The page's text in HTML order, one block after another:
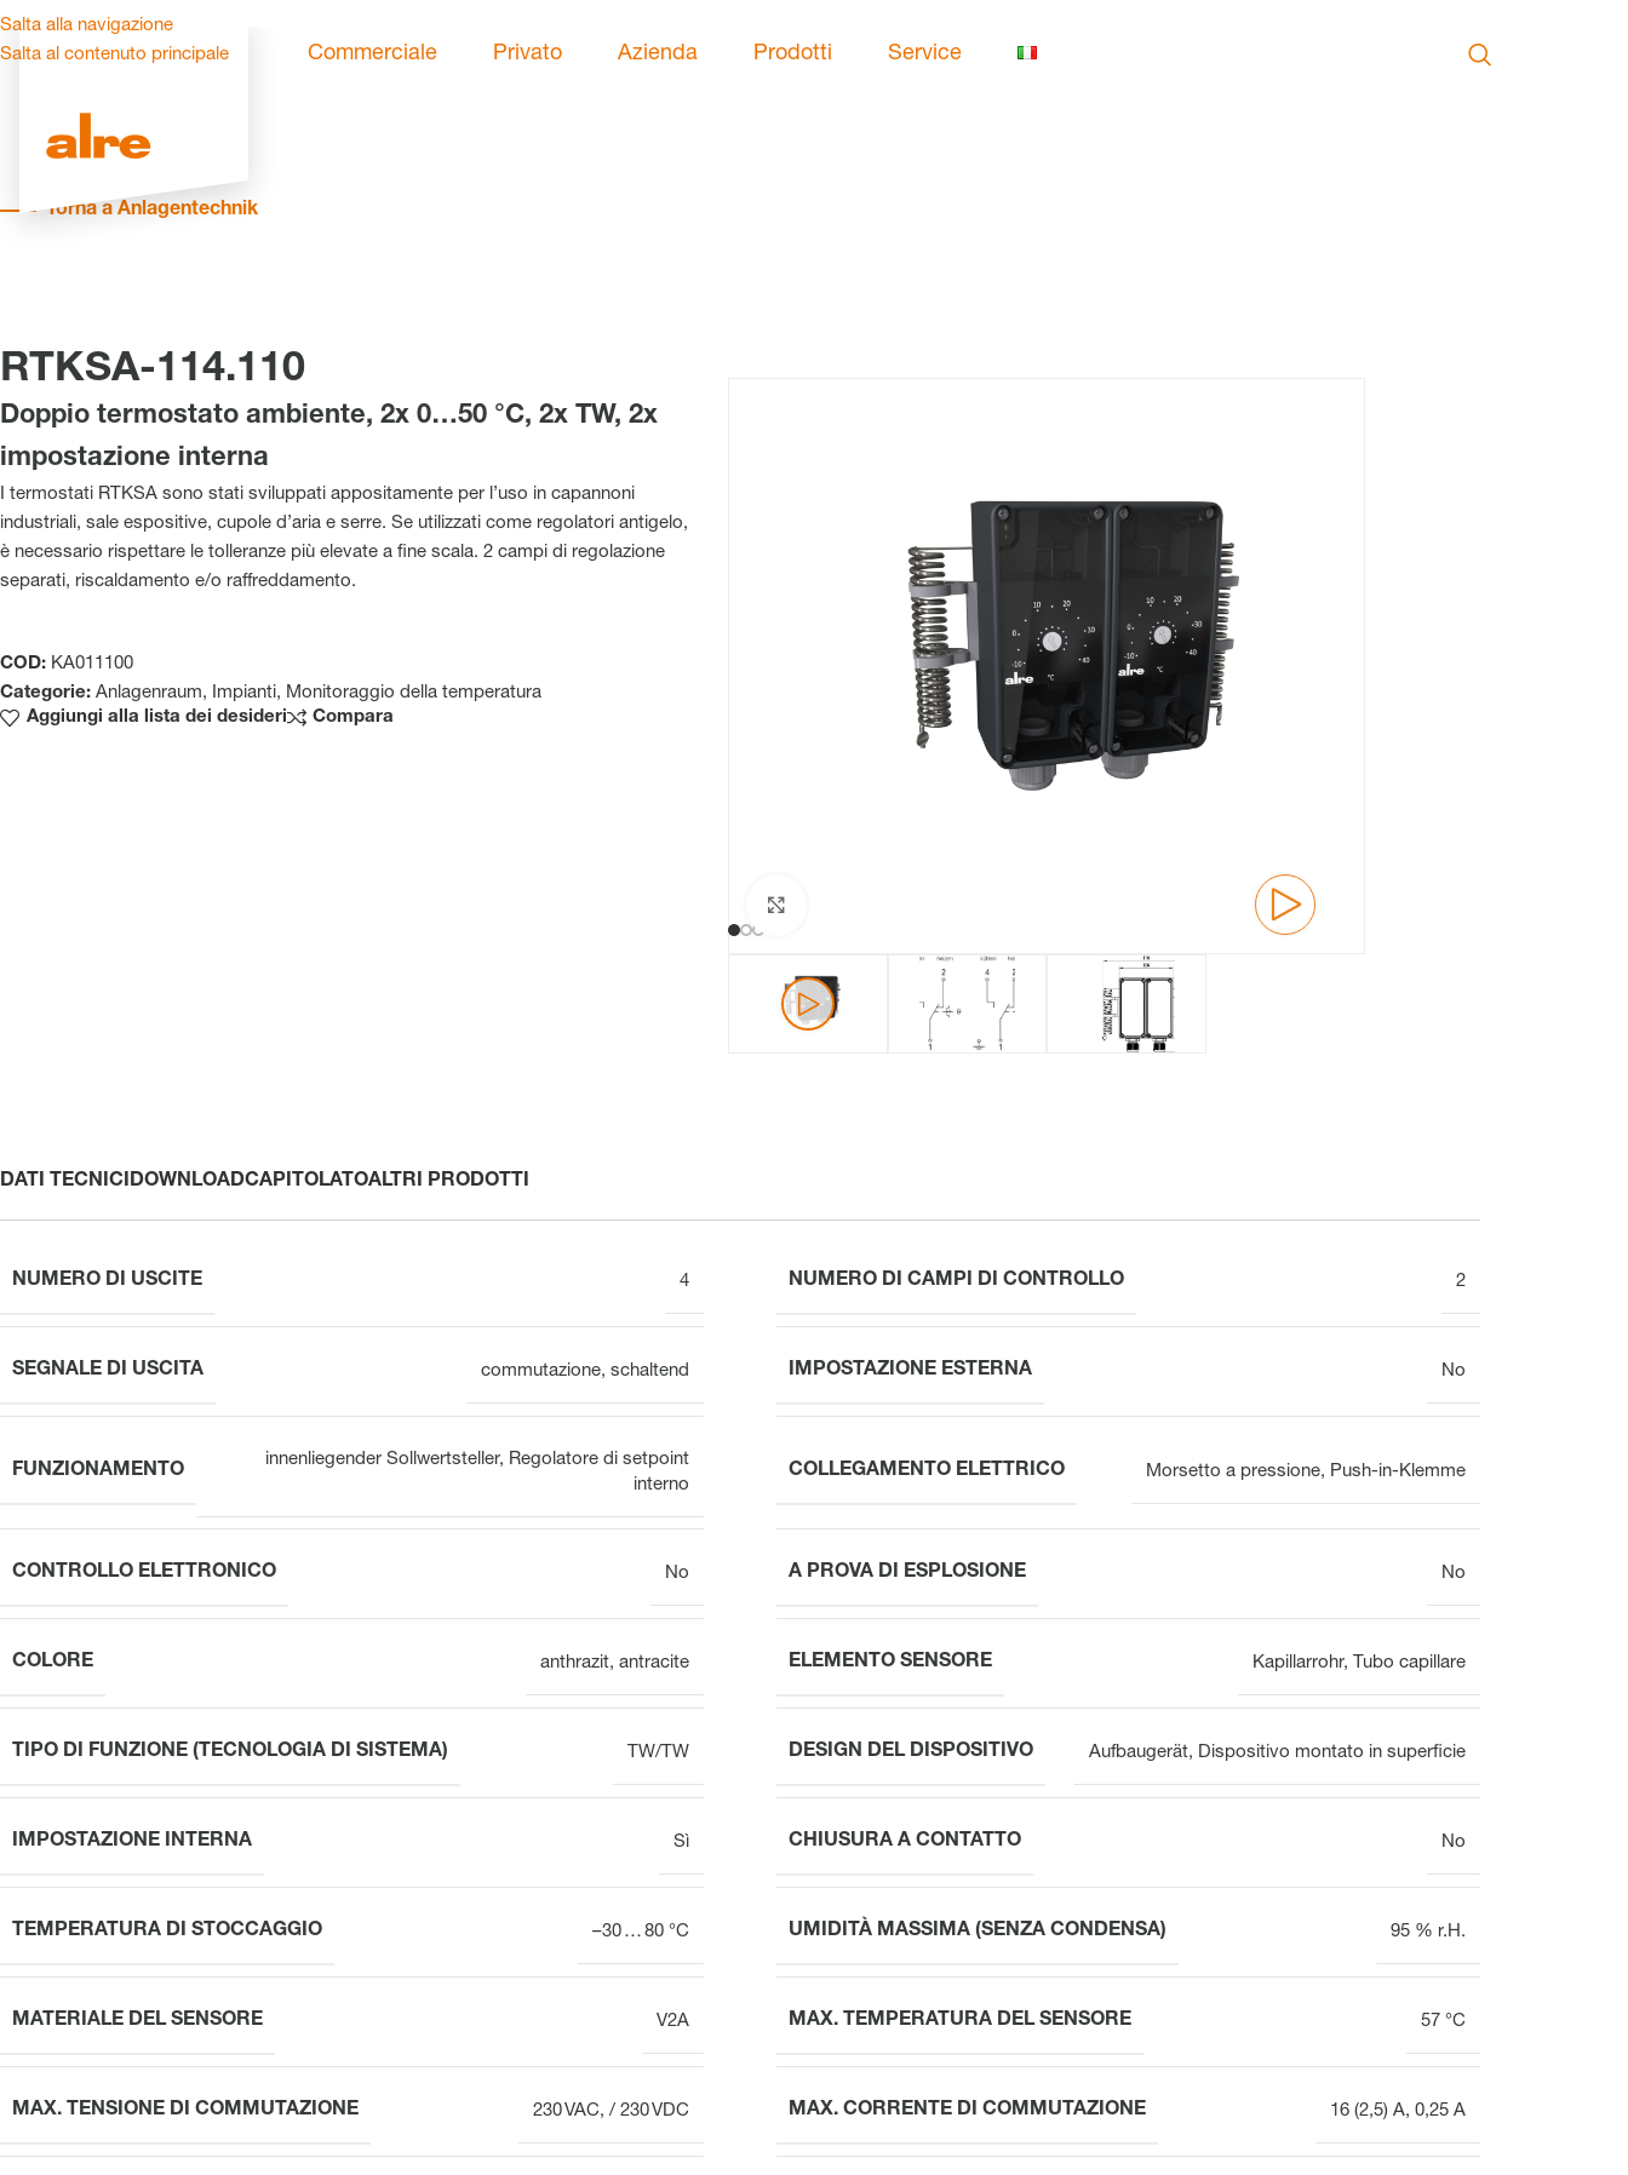
Salta alla navigazione
Salta al contenuto principale
Commerciale Privato Azienda Prodotti
Montaggio a vista
Valvola Panoramica
valvole per il bilanciamento
valvole
Service
Torna a Anlagentechnik
RTKSA-114.110
Doppio termostato ambiente, 2x 0…50 °C, 2x TW, 2x
impostazione interna
I termostati RTKSA sono stati sviluppati appositamente per l’uso in capannoni
industriali, sale espositive, cupole d’aria e serre. Se utilizzati come regolatori antigelo,
è necessario rispettare le tolleranze più elevate a fine scala. 2 campi di regolazione
separati, riscaldamento e/o raffreddamento.
COD: KA011100
Categorie: Anlagenraum, Impianti, Monitoraggio della temperatura
Aggiungi alla lista dei desideri
Compara
DATI TECNICIDOWNLOADCAPITOLATOALTRI PRODOTTI
NUMERO DI USCITE 4 NUMERO DI CAMPI DI CONTROLLO 2
SEGNALE DI USCITA commutazione, schaltend IMPOSTAZIONE ESTERNA No
FUNZIONAMENTO
innenliegender Sollwertsteller, Regolatore di setpoint
interno
COLLEGAMENTO ELETTRICO Morsetto a pressione, Push-in-Klemme
CONTROLLO ELETTRONICO No A PROVA DI ESPLOSIONE No
COLORE anthrazit, antracite ELEMENTO SENSORE Kapillarrohr, Tubo capillare
TIPO DI FUNZIONE (TECNOLOGIA DI SISTEMA) TW/TW DESIGN DEL DISPOSITIVO Aufbaugerät, Dispositivo montato in superficie
IMPOSTAZIONE INTERNA Sì CHIUSURA A CONTATTO No
TEMPERATURA DI STOCCAGGIO –30 … 80 °C UMIDITÀ MASSIMA (SENZA CONDENSA) 95 % r.H.
MATERIALE DEL SENSORE V2A MAX. TEMPERATURA DEL SENSORE 57 °C
MAX. TENSIONE DI COMMUTAZIONE 230 VAC, / 230 VDC MAX. CORRENTE DI COMMUTAZIONE 16 (2,5) A, 0,25 A